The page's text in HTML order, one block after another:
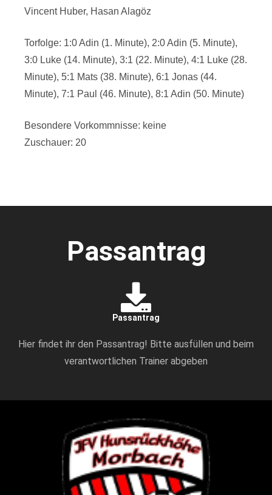
Vincent Huber, Hasan Alagöz
Torfolge: 1:0 Adin (1. Minute), 2:0 Adin (5. Minute),
3:0 Luke (14. Minute), 3:1 (22. Minute), 4:1 Luke (28.
Minute), 5:1 Mats (38. Minute), 6:1 Jonas (44.
Minute), 7:1 Paul (46. Minute), 8:1 Adin (50. Minute)
Besondere Vorkommnisse: keine
Zuschauer: 20
Passantrag
Passantrag
Hier findet ihr den Passantrag! Bitte ausfüllen und beim
verantwortlichen Trainer abgeben